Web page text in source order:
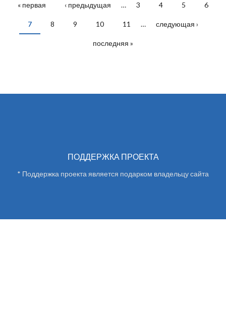
СТРАНИЦЫ
« первая ‹ предыдущая … 3 4 5 6
7 8 9 10 11 … следующая ›
последняя »
ПОДДЕРЖКА ПРОЕКТА
* Поддержка проекта является подарком владельцу сайта